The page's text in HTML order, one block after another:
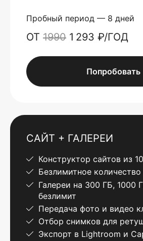
Пробный период — 8 дней
ОТ 1990 1 293 ₽/ГОД
Попробовать
САЙТ + ГАЛЕРЕИ
Конструктор сайтов из
Безлимитное
Галереи на 300 ГБ, 1000
безлимит
Передача фото и видео
Отбор снимков для
Экспорт в Lightroom и